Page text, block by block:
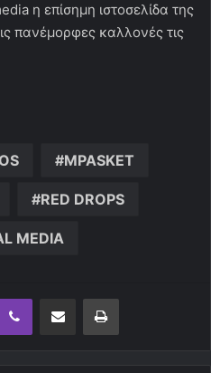
η επίσημη ιστοσελίδα της
πανέμορφες καλλονές τις
MPASKET
RED DROPS
MEDIA
Viber Κοινοποίηση μέσω ηλεκτρονικού ταχυδρομείουΕκτύπωση